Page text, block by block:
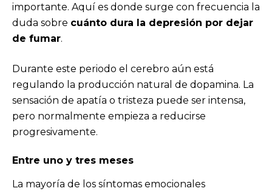
importante. Aquí es donde surge con frecuencia la
duda sobre cuánto dura la depresión por dejar
de fumar.
Durante este periodo el cerebro aún está
regulando la producción natural de dopamina. La
sensación de apatía o tristeza puede ser intensa,
pero normalmente empieza a reducirse
progresivamente.
Entre uno y tres meses
La mayoría de los síntomas emocionales